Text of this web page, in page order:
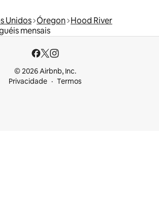
Unidos Óregon Hood River
mensais
© 2026 Airbnb, Inc.
Privacidade
Termos